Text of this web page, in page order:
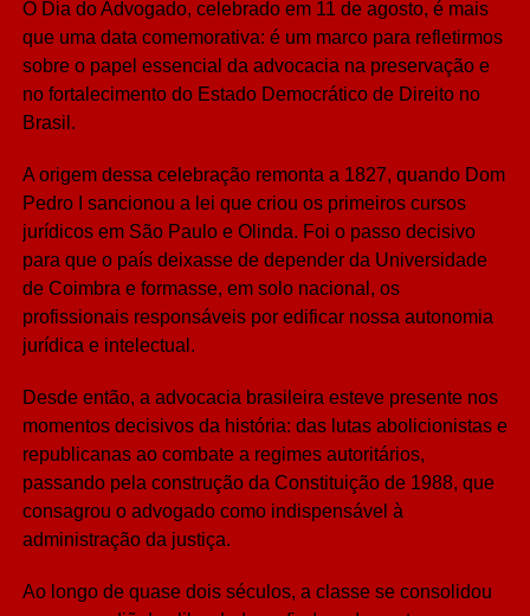
O Dia do Advogado, celebrado em 11 de agosto, é mais
que uma data comemorativa: é um marco para refletirmos
sobre o papel essencial da advocacia na preservação e
no fortalecimento do Estado Democrático de Direito no
Brasil.
A origem dessa celebração remonta a 1827, quando Dom
Pedro I sancionou a lei que criou os primeiros cursos
jurídicos em São Paulo e Olinda. Foi o passo decisivo
para que o país deixasse de depender da Universidade
de Coimbra e formasse, em solo nacional, os
profissionais responsáveis por edificar nossa autonomia
jurídica e intelectual.
Desde então, a advocacia brasileira esteve presente nos
momentos decisivos da história: das lutas abolicionistas e
republicanas ao combate a regimes autoritários,
passando pela construção da Constituição de 1988, que
consagrou o advogado como indispensável à
administração da justiça.
Ao longo de quase dois séculos, a classe se consolidou